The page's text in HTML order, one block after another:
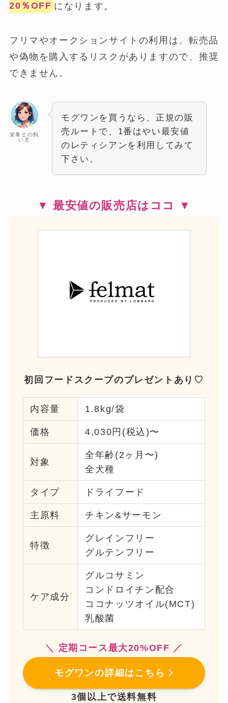
20％OFF になります。
フリマやオークションサイトの利用は、転売品
や偽物を購入するリスクがありますので、推奨
できません。
栄養士の飼
い主
モグワンを買うなら、正規の販
売ルートで、1番はやい最安値
のレティシアンを利用してみて
下さい。
▼ 最安値の販売店はココ ▼
初回フードスクープのプレゼントあり♡
内容量 1.8kg/袋
価格 4,030円(税込)〜
対象
全年齢(2ヶ月〜)
全犬種
タイプ ドライフード
主原料 チキン&サーモン
特徴
グレインフリー
グルテンフリー
ケア成分
グルコサミン
コンドロイチン配合
ココナッツオイル(MCT)
乳酸菌
＼ 定期コース最大20%OFF ／
モグワンの詳細はこちら
3個以上で送料無料